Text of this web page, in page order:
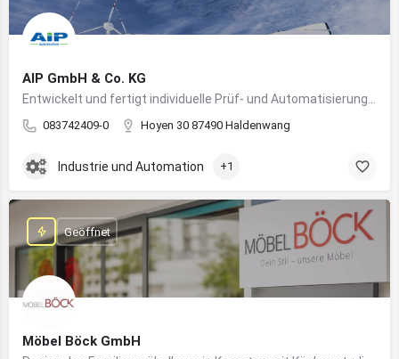
AIP GmbH & Co. KG
083742409-0 Hoyen 30 87490 Haldenwang
Industrie und Automation +1
Möbel Böck GmbH
Geöffnet